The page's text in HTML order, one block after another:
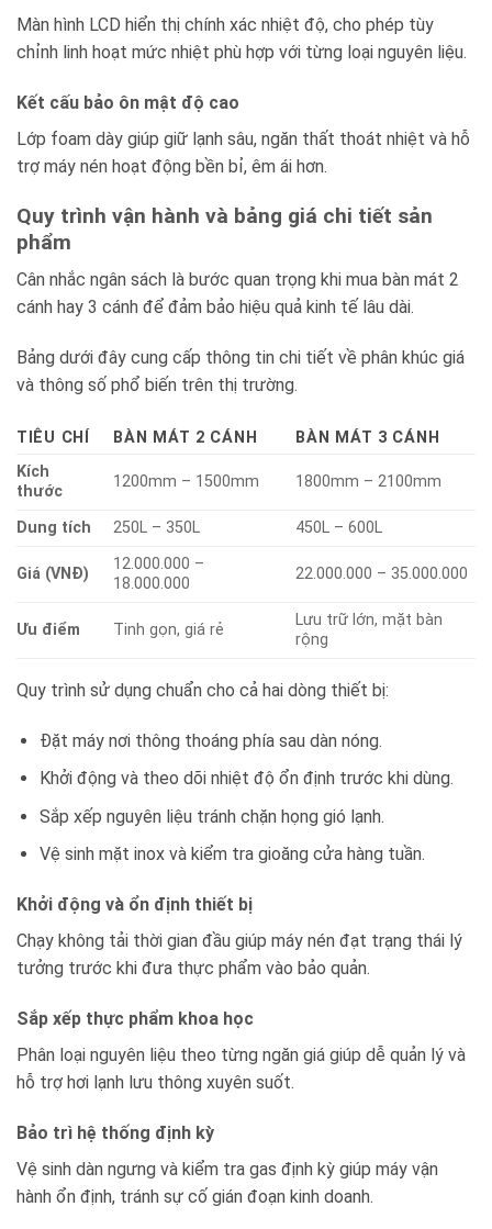
Màn hình LCD hiển thị chính xác nhiệt độ, cho phép tùy
chỉnh linh hoạt mức nhiệt phù hợp với từng loại nguyên liệu.
Kết cấu bảo ôn mật độ cao
Lớp foam dày giúp giữ lạnh sâu, ngăn thất thoát nhiệt và hỗ
trợ máy nén hoạt động bền bỉ, êm ái hơn.
Quy trình vận hành và bảng giá chi tiết sản
phẩm
Cân nhắc ngân sách là bước quan trọng khi mua bàn mát 2
cánh hay 3 cánh để đảm bảo hiệu quả kinh tế lâu dài.
Bảng dưới đây cung cấp thông tin chi tiết về phân khúc giá
và thông số phổ biến trên thị trường.
TIÊU CHÍ BÀN MÁT 2 CÁNH
BÀN MÁT 3 CÁNH
Kích
thước
1200mm – 1500mm 1800mm – 2100mm
Dung tích 250L – 350L 450L – 600L
Giá (VNĐ)
12.000.000 –
18.000.000
22.000.000 – 35.000.000
Ưu điểm Tinh gọn, giá rẻ
Lưu trữ lớn, mặt bàn
rộng
Quy trình sử dụng chuẩn cho cả hai dòng thiết bị:
Đặt máy nơi thông thoáng phía sau dàn nóng.
Khởi động và theo dõi nhiệt độ ổn định trước khi dùng.
Sắp xếp nguyên liệu tránh chặn họng gió lạnh.
Vệ sinh mặt inox và kiểm tra gioăng cửa hàng tuần.
Khởi động và ổn định thiết bị
Chạy không tải thời gian đầu giúp máy nén đạt trạng thái lý
tưởng trước khi đưa thực phẩm vào bảo quản.
Sắp xếp thực phẩm khoa học
Phân loại nguyên liệu theo từng ngăn giá giúp dễ quản lý và
hỗ trợ hơi lạnh lưu thông xuyên suốt.
Bảo trì hệ thống định kỳ
Vệ sinh dàn ngưng và kiểm tra gas định kỳ giúp máy vận
hành ổn định, tránh sự cố gián đoạn kinh doanh.